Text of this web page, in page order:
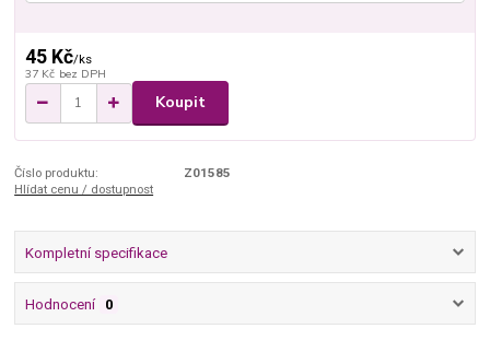
45 Kč/ks
37 Kč bez DPH
Koupit
Číslo produktu:
Z01585
Hlídat cenu / dostupnost
Kompletní specifikace
Hodnocení 0